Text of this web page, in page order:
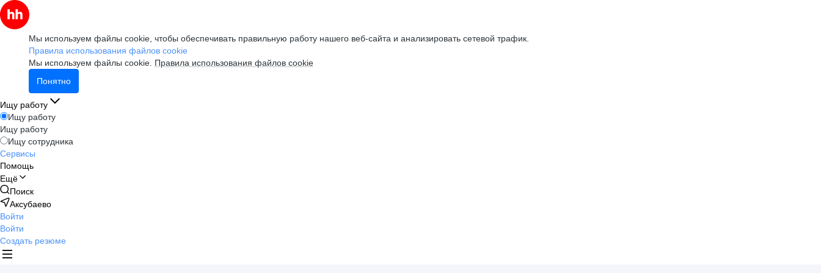
Мы используем файлы cookie, чтобы обеспечивать правильную работу нашего веб-сайта и анализировать сетевой трафик.
Правила использования файлов cookie
Мы используем файлы cookie. Правила использования файлов cookie
Понятно
Ищу работу
Ищу работу
Ищу работу
Ищу сотрудника
Сервисы
Помощь
Ещё
Поиск
Аксубаево
Войти
Войти
Создать резюме